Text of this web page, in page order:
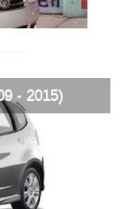
- 2015)